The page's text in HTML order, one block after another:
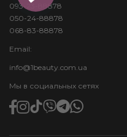
093-23-88878
050-24-88878
068-83-88878
Email:
info@1beauty.com.ua
Мы в социальных сетях